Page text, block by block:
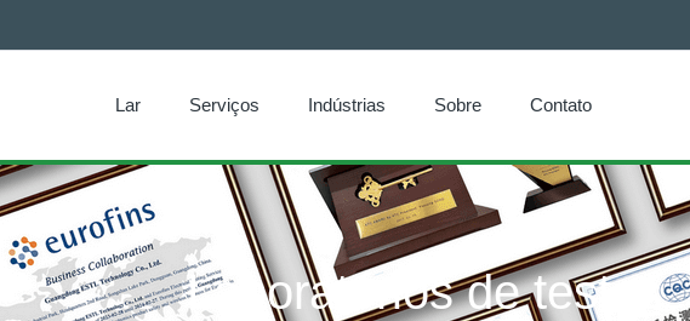
Lar Serviços Indústrias Sobre Contato
Laboratórios de testes